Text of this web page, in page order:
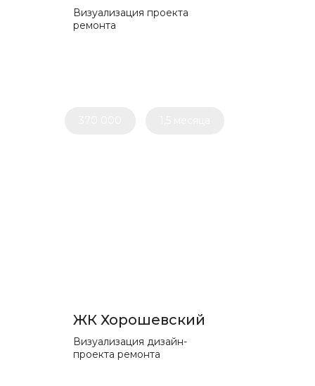
Визуализация проекта
ремонта
ЖК Хорошевский
Визуализация дизайн-
проекта ремонта